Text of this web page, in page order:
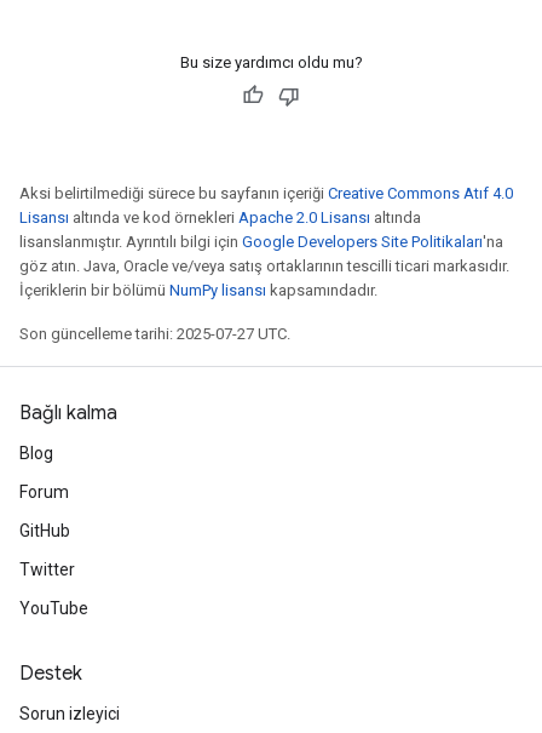
Bu size yardımcı oldu mu?
Aksi belirtilmediği sürece bu sayfanın içeriği Creative Commons Atıf 4.0
Lisansı altında ve kod örnekleri Apache 2.0 Lisansı altında
lisanslanmıştır. Ayrıntılı bilgi için Google Developers Site Politikaları'na
göz atın. Java, Oracle ve/veya satış ortaklarının tescilli ticari markasıdır.
İçeriklerin bir bölümü NumPy lisansı kapsamındadır.
Son güncelleme tarihi: 2025-07-27 UTC.
Bağlı kalma
Blog
Forum
GitHub
Twitter
YouTube
Destek
Sorun izleyici